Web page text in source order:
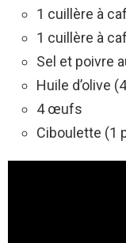
1 cuillère à
1 cuillère à
Sel et poivre
Huile d’olive
4 œufs
Ciboulette (1